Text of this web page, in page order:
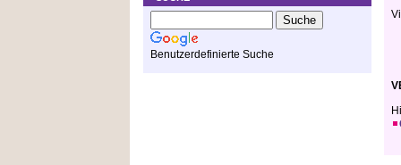
Benutzerdefinierte Suche